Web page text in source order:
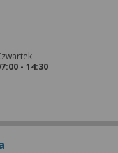
- 14:30